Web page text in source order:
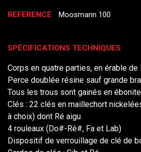
REFERENCE Moosmann 100
SPÉCIFICATIONS TECHNIQUES
Corps en quatre parties, en érable de
Perce doublée résine sauf grande
Tous les trous sont gainés en ébonite
Clés : 22 clés en maillechort
à choix) dont Ré aigu
4 rouleaux (Do#-Ré#, Fa et Lab)
Dispositif de verrouillage de clé de